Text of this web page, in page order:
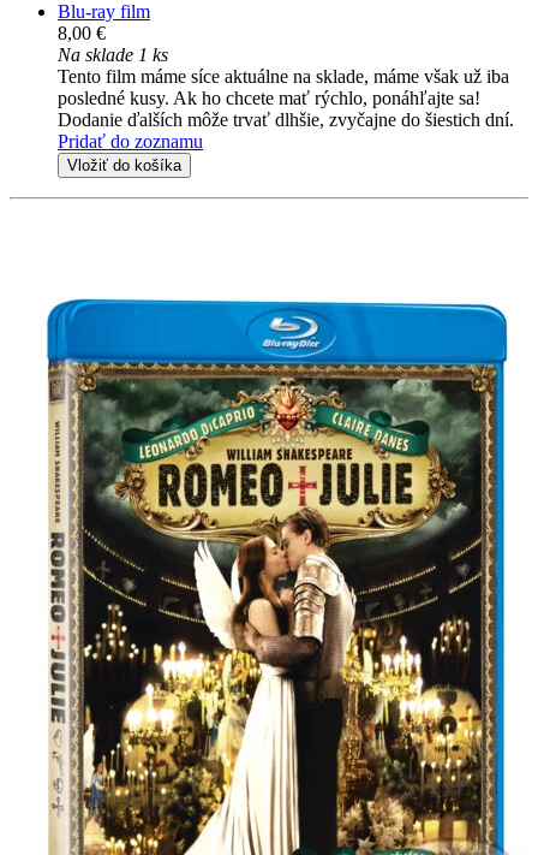
Blu-ray film
8,00 €
Na sklade 1 ks
Tento film máme síce aktuálne na sklade, máme však už iba
posledné kusy. Ak ho chcete mať rýchlo, ponáhľajte sa!
Dodanie ďalších môže trvať dlhšie, zvyčajne do šiestich dní.
Pridať do zoznamu
Vložiť do košíka